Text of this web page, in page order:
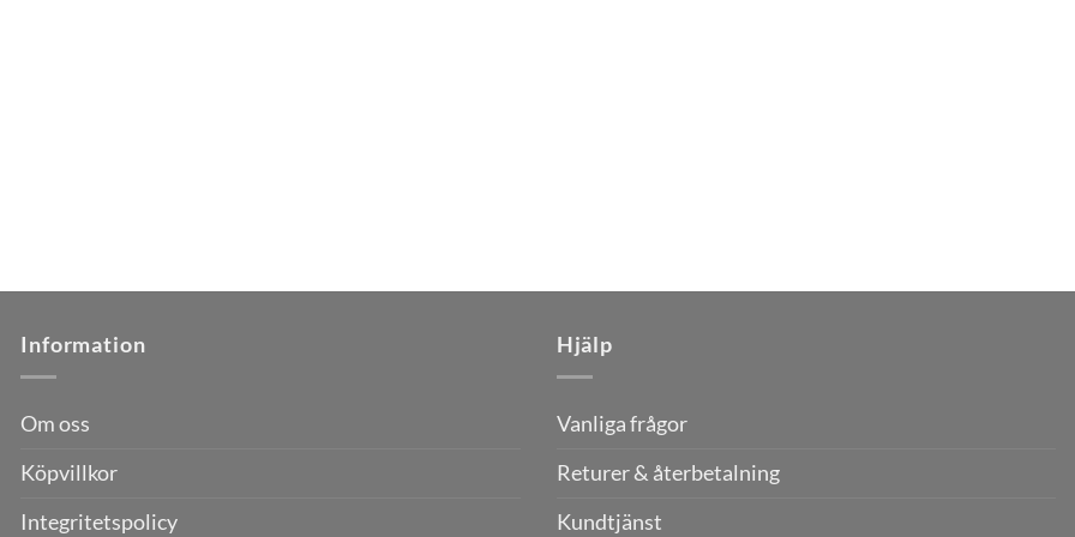
Information
Om oss
Köpvillkor
Integritetspolicy
Hjälp
Vanliga frågor
Returer & återbetalning
Kundtjänst